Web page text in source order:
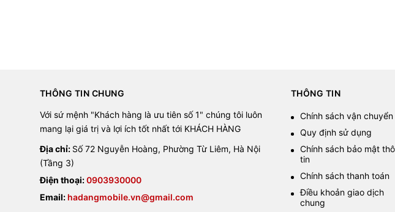
THÔNG TIN CHUNG
Với sứ mệnh "Khách hàng là ưu tiên số 1" chúng tôi luôn
mang lại giá trị và lợi ích tốt nhất tới KHÁCH HÀNG
Địa chỉ: Số 72 Nguyễn Hoàng, Phường Từ Liêm, Hà Nội
(Tầng 3)
Điện thoại:0903930000
Email: hadangmobile.vn@gmail.com
THÔNG TIN
Chính sách vận chuyển
Quy định sử dụng
Chính sách bảo mật
tin
Chính sách thanh toán
Điều khoản giao dịch
chung